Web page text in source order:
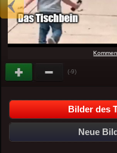
(-9)
Bilder des
Neue